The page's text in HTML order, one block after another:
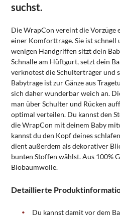
suchst.
Die WrapCon vereint die Vorzüge
einer Komforttrage. Sie ist schnell
wenigen Handgriffen sitzt dein
Schnalle am Hüftgurt, setzt dein
verknotest die Schulterträger und
Babytrage ist zur Gänze aus
sich daher wunderbar weich an.
man über Schulter und Rücken
optimal verteilen. Du kannst den
die WrapCon mit deinem Baby
kannst du den Kopf deines
dient außerdem als dekorativer
bunten Stoffen wählst. Aus 100%
Biobaumwolle.
Detaillierte
Du kannst damit vor dem